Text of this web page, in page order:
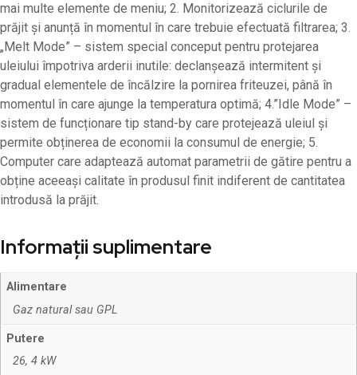
mai multe elemente de meniu; 2. Monitorizează ciclurile de
prăjit și anunță în momentul în care trebuie efectuată filtrarea; 3.
„Melt Mode” – sistem special conceput pentru protejarea
uleiului împotriva arderii inutile: declanșează intermitent și
gradual elementele de încălzire la pornirea friteuzei, până în
momentul în care ajunge la temperatura optimă; 4.”Idle Mode” –
sistem de funcționare tip stand-by care protejează uleiul și
permite obținerea de economii la consumul de energie; 5.
Computer care adaptează automat parametrii de gătire pentru a
obține aceeași calitate în produsul finit indiferent de cantitatea
introdusă la prăjit.
Informații suplimentare
Alimentare
Gaz natural sau GPL
Putere
26, 4 kW